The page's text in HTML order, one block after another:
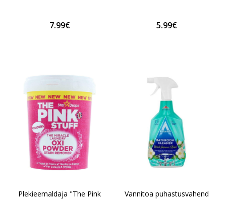
7.99€ 5.99€
Plekieemaldaja "The Pink
Vannitoa puhastusvahend